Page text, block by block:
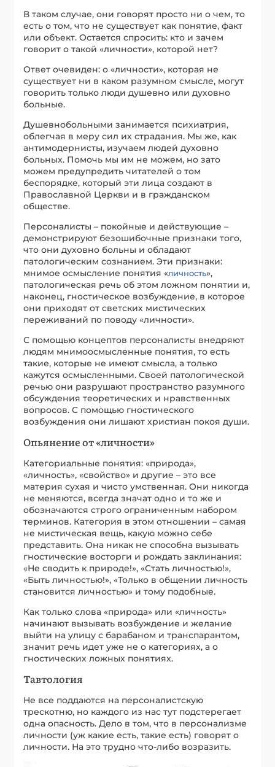
В таком случае, они говорят просто ни о чем, то
есть о том, что не существует как понятие, факт
или объект. Остается спросить: кто и зачем
говорит о такой «личности», которой нет?
Ответ очевиден: о «личности», которая не
существует ни в каком разумном смысле, могут
говорить только люди душевно или духовно
больные.
Душевнобольными занимается психиатрия,
облегчая в меру сил их страдания. Мы же, как
антимодернисты, изучаем людей духовно
больных. Помочь мы им не можем, но зато
можем предупредить читателей о том
беспорядке, который эти лица создают в
Православной Церкви и в гражданском
обществе.
Персоналисты – покойные и действующие –
демонстрируют безошибочные признаки того,
что они духовно больны и обладают
патологическим сознанием. Эти признаки:
мнимое осмысление понятия «личность»,
патологическая речь об этом ложном понятии и,
наконец, гностическое возбуждение, в которое
они приходят от светских мистических
переживаний по поводу «личности».
С помощью концептов персоналисты внедряют
людям мнимоосмысленные понятия, то есть
такие, которые не имеют смысла, а только
кажутся осмысленными. Своей патологической
речью они разрушают пространство разумного
обсуждения теоретических и нравственных
вопросов. С помощью гностического
возбуждения они лишают христиан покоя души.
Опьянение от «личности»
Категориальные понятия: «природа»,
«личность», «свойство» и другие – это все
материя сухая и чисто умственная. Они никогда
не меняются, всегда значат одно и то же и
обозначаются строго ограниченным набором
терминов. Категория в этом отношении – самая
не мистическая вещь, какую можно себе
представить. Она никак не способна вызывать
гностические восторги и рождать заклинания:
«Не сводить к природе!», «Стать личностью!»,
«Быть личностью!», «Только в общении личность
становится личностью» и тому подобные.
Как только слова «природа» или «личность»
начинают вызывать возбуждение и желание
выйти на улицу с барабаном и транспарантом,
значит речь идет уже не о категориях, а о
гностических ложных понятиях.
Тавтология
Не все поддаются на персоналистскую
трескотню, но каждого из нас тут подстерегает
одна опасность. Дело в том, что в персонализме
личности (уж какие есть, такие есть) говорят о
личности. На это трудно что-либо возразить.